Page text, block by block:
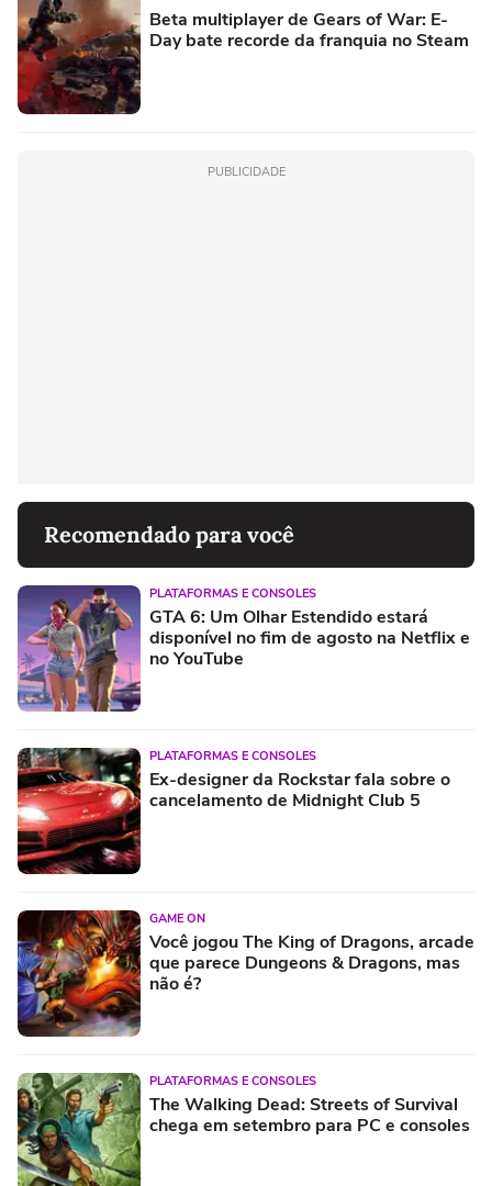
Beta multiplayer de Gears of War: E-
Day bate recorde da franquia no Steam
PUBLICIDADE
Recomendado para você
PLATAFORMAS E CONSOLES
GTA 6: Um Olhar Estendido estará
disponível no fim de agosto na Netflix e
no YouTube
PLATAFORMAS E CONSOLES
Ex-designer da Rockstar fala sobre o
cancelamento de Midnight Club 5
GAME ON
Você jogou The King of Dragons, arcade
que parece Dungeons & Dragons, mas
não é?
PLATAFORMAS E CONSOLES
The Walking Dead: Streets of Survival
chega em setembro para PC e consoles